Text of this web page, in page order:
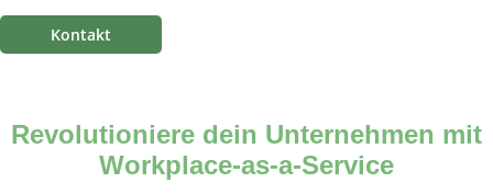
⠀⠀⠀Kontakt⠀⠀⠀
Revolutioniere dein Unternehmen mit
Workplace-as-a-Service